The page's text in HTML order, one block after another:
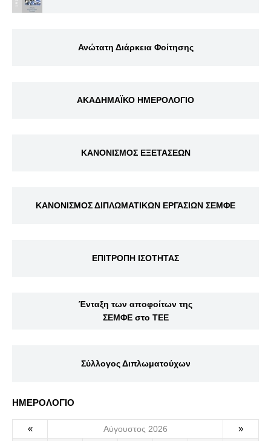
Ανώτατη Διάρκεια Φοίτησης
ΑΚΑΔΗΜΑΪΚΟ ΗΜΕΡΟΛΟΓΙΟ
ΚΑΝΟΝΙΣΜΟΣ ΕΞΕΤΑΣΕΩΝ
ΚΑΝΟΝΙΣΜΟΣ ΔΙΠΛΩΜΑΤΙΚΩΝ ΕΡΓΑΣΙΩΝ ΣΕΜΦΕ
ΕΠΙΤΡΟΠΗ ΙΣΟΤΗΤΑΣ
Ένταξη των αποφοίτων της
ΣΕΜΦΕ στο ΤΕΕ
Σύλλογος Διπλωματούχων
ΗΜΕΡΟΛΟΓΙΟ
« Αύγουστος 2026 »